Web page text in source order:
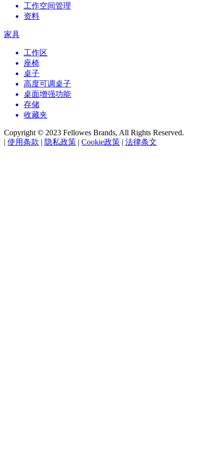
工作空间管理
资料
家具
工作区
座椅
桌子
高度可调桌子
桌面增强功能
存储
收藏夹
Copyright © 2023 Fellowes Brands, All Rights Reserved.
| 使用条款 | 隐私政策 | Cookie政策 | 法律条文